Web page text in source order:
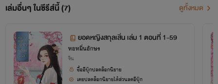
เล่มอื่นๆ ในซีรีส์นี้ (7) ดูทั้งหมด
ยอดหญิงสกุลเสิ่น เล่ม 1 ตอนที่ 1-59
หอหมื่นอักษร
จีน
ซื้ออีบุ๊กปลดล็อกนิยาย
เคยปลดล็อกนิยายได้ส่วนลดอีบุ๊ก